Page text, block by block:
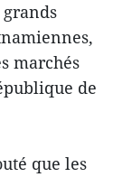
marchés
de
que les